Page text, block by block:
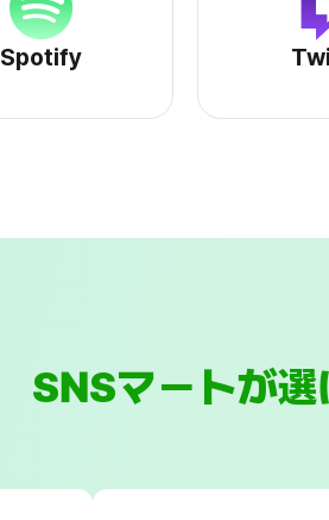
Spotifyサービスページへ
Spotify
SNSマートが